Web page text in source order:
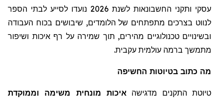
עסקי ותקני החשבונאות לשנת 2026 נועדו לסייע לבתי הספר
לנווט בצרכים מתפתחים של הלומדים, שיבושים בכוח העבודה
ובשינויים טכנולוגיים מהירים, תוך שמירה על רף איכות ושיפור
מתמשך ברמה עולמית עקבית.
מה כתוב בטיוטות החשיפה
טיוטת התקנים מדגישה איכות מונחית משימה וממוקדת